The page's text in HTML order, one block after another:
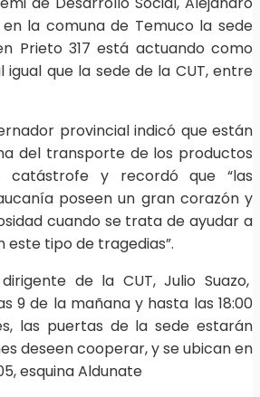
en la comuna de Temuco la sede
Prieto 317 está actuando como
que la sede de la CUT, entre
provincial indicó que están
del transporte de los productos
y recordó que “las
poseen un gran corazón y
cuando se trata de ayudar a
tipo de tragedias”.
de la CUT, Julio Suazo,
9 de la mañana y hasta las 18:00
las puertas de la sede estarán
deseen cooperar, y se ubican en
esquina Aldunate